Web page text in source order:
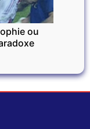
ou